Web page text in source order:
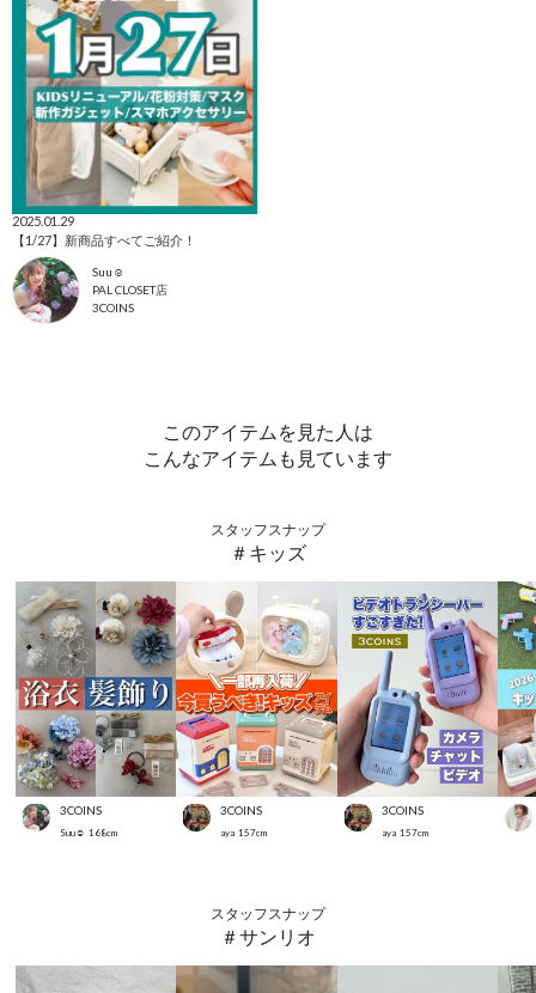
2025.01.29
【1/27】新商品すべてご紹介！
Suu☺︎
PAL CLOSET店
3COINS
このアイテムを見た人は
こんなアイテムも見ています
スタッフスナップ
＃キッズ
3COINS
Suu☺︎ 168cm
3COINS
aya 157cm
3COINS
aya 157cm
スタッフスナップ
＃サンリオ